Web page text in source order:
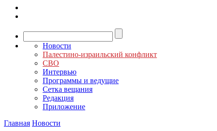
Новости
Палестино-израильский конфликт
СВО
Интервью
Программы и ведущие
Сетка вещания
Редакция
Приложение
Главная Новости